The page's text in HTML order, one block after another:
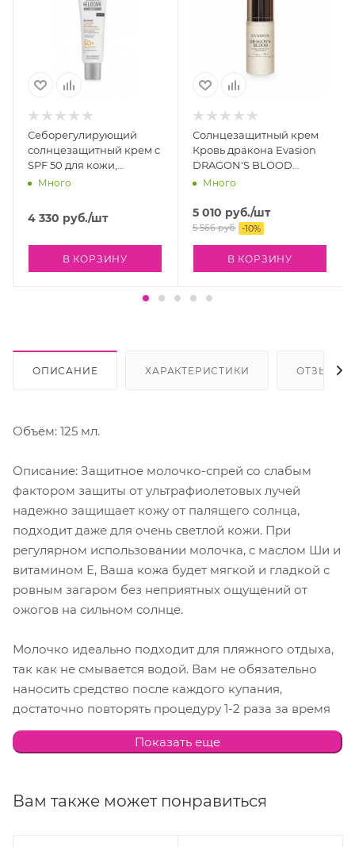
Себорегулирующий
солнцезащитный крем с
SPF 50 для кожи,
склонной к акне
HELIOCARE 360º Acnimat
Sunscreen SPF 50, 50 мл
Много
4 330 руб./шт
В КОРЗИНУ
Солнцезащитный крем
Кровь дракона Evasion
DRAGON'S BLOOD
SCREEN PROTECTIVE
Много
5 010 руб./шт
5 566руб. -10%
В КОРЗИНУ
ОПИСАНИЕ ХАРАКТЕРИСТИКИ ОТЗЫВЫ
Объём: 125 мл.
Описание: Защитное молочко-спрей со слабым
фактором защиты от ультрафиолетовых лучей
надежно защищает кожу от палящего солнца,
подходит даже для очень светлой кожи. При
регулярном использовании молочка, с маслом Ши и
витамином Е, Ваша кожа будет мягкой и гладкой с
ровным загаром без неприятных ощущений от
ожогов на сильном солнце.
Молочко идеально подходит для пляжного отдыха,
так как не смывается водой. Вам не обязательно
наносить средство после каждого купания,
достаточно повторять процедуру 1-2 раза за время
пребывания на пляже.
Показать еще
Вам также может понравиться